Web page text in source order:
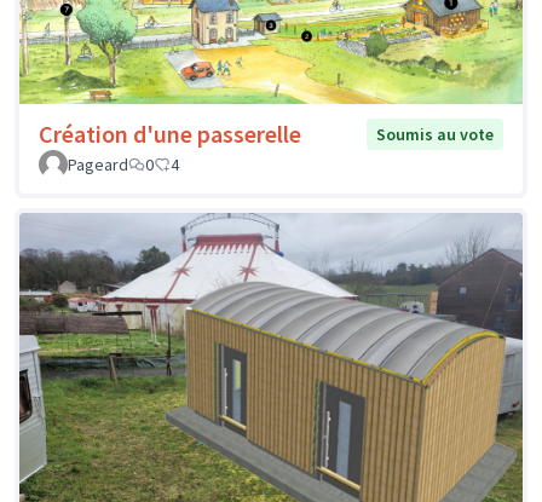
Création d'une passerelle
Soumis au vote
Pageard
0 4